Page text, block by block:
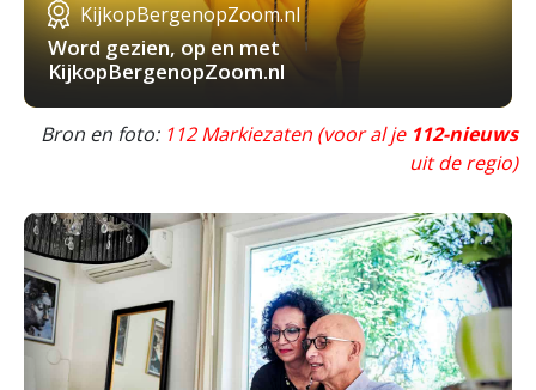
KijkopBergenopZoom.nl
Word gezien, op en met
KijkopBergenopZoom.nl
Bron en foto: 112 Markiezaten (voor al je 112-nieuws
uit de regio)